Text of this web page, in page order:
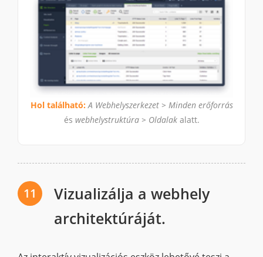
Hol található: A Webhelyszerkezet > Minden erőforrás
és webhelystruktúra > Oldalakalatt.
11
Vizualizálja a webhely
architektúráját.